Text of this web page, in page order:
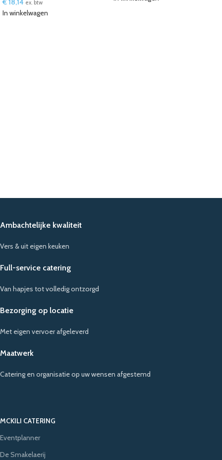
€18,14 ex. btw
In winkelwagen
Ambachtelijke kwaliteit
Vers & uit eigen keuken
Full-service catering
Van hapjes tot volledig ontzorgd
Bezorging op locatie
Met eigen vervoer afgeleverd
Maatwerk
Catering en organisatie op uw wensen afgestemd
MCKILI CATERING
Eventplanner
De Smakelaerij